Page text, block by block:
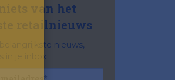
niets van het
retailnieuws
belangrijkste nieuws,
in je inbox